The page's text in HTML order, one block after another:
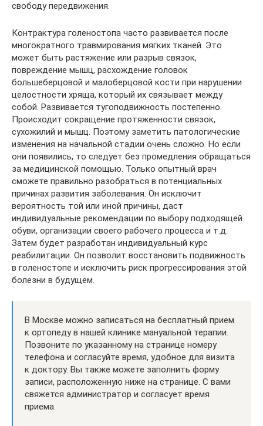
свободу передвижения.
Контрактура голеностопа часто развивается после
многократного травмирования мягких тканей. Это
может быть растяжение или разрыв связок,
повреждение мышц, расхождение головок
большеберцовой и малоберцовой кости при нарушении
целостности хряща, который их связывает между
собой. Развивается тугоподвижность постепенно.
Происходит сокращение протяженности связок,
сухожилий и мышц. Поэтому заметить патологические
изменения на начальной стадии очень сложно. Но если
они появились, то следует без промедления обращаться
за медицинской помощью. Только опытный врач
сможете правильно разобраться в потенциальных
причинах развития заболевания. Он исключит
вероятность той или иной причины, даст
индивидуальные рекомендации по выбору подходящей
обуви, организации своего рабочего процесса и т.д.
Затем будет разработан индивидуальный курс
реабилитации. Он позволит восстановить подвижность
в голеностопе и исключить риск прогрессирования этой
болезни в будущем.
В Москве можно записаться на бесплатный прием
к ортопеду в нашей клинике мануальной терапии.
Позвоните по указанному на странице номеру
телефона и согласуйте время, удобное для визита
к доктору. Вы также можете заполнить форму
записи, расположенную ниже на странице. С вами
свяжется администратор и согласует время
приема.